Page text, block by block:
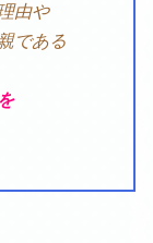
由や
である